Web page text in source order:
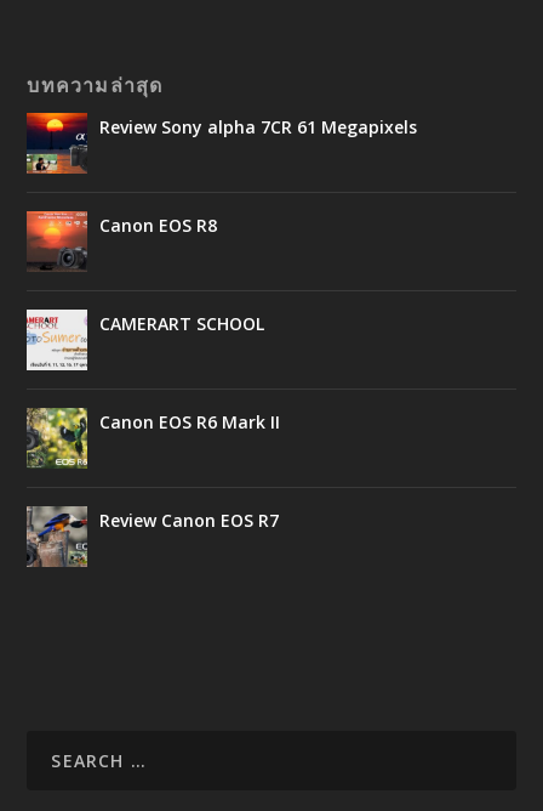
บทความล่าสุด
Review Sony alpha 7CR 61 Megapixels
Canon EOS R8
CAMERART SCHOOL
Canon EOS R6 Mark II
Review Canon EOS R7